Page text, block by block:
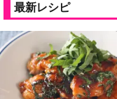
最新レシピ